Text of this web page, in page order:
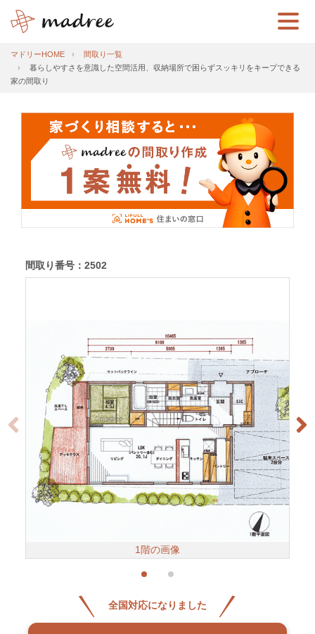
マドリーHOME
間取り一覧
暮らしやすさを意識した空間活用、収納場所で困らずスッキリをキープできる
家の間取り
間取り番号：2502
1階の画像
全国対応になりました